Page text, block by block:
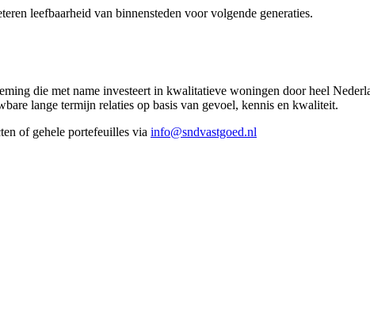
die met name investeert in kwalitatieve woningen door heel
lange termijn relaties op basis van gevoel, kennis en kwaliteit.
of gehele portefeuilles via info@sndvastgoed.nl